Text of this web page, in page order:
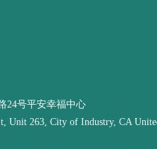
24号平安幸福中心
Unit 263, City of Industry, CA